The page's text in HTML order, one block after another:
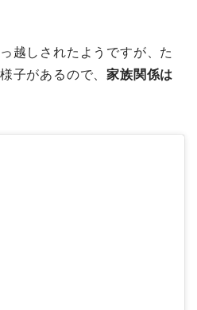
越しされたようですが、た
子があるので、家族関係は